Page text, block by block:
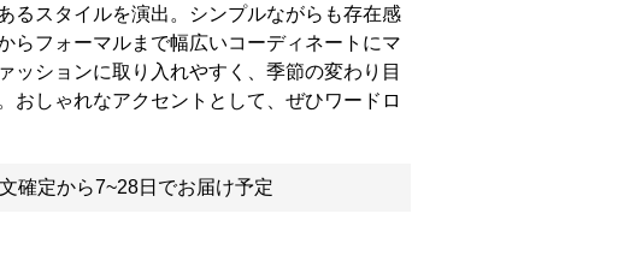
るスタイルを演出。シンプルながらも存在感
らフォーマルまで幅広いコーディネートにマ
ッションに取り入れやすく、季節の変わり目
おしゃれなアクセントとして、ぜひワードロ
確定から7~28日でお届け予定